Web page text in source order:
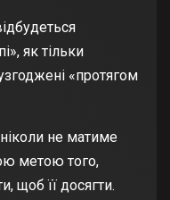
як тільки
«протягом
не матиме
метою того,
щоб її досягти.